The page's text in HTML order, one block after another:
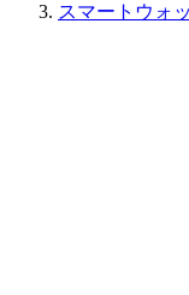
スマートウォ